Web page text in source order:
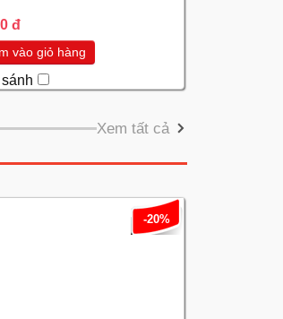
đ
vào giỏ hàng
Xem tất cả
-20%